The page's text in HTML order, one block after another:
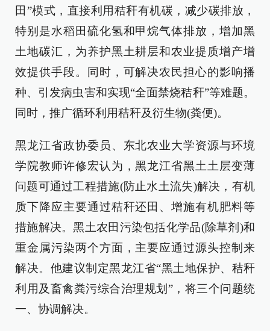
田”模式，直接利用秸秆有机碳，减少碳排放，
特别是水稻田硫化氢和甲烷气体排放，增加黑
土地碳汇，为养护黑土耕层和农业提质增产增
效提供手段。同时，可解决农民担心的影响播
种、引发病虫害和实现“全面禁烧秸秆”等难题。
同时，推广循环利用秸秆及衍生物(粪便)。
黑龙江省政协委员、东北农业大学资源与环境
学院教师许修宏认为，黑龙江省黑土土层变薄
问题可通过工程措施(防止水土流失)解决，有机
质下降应主要通过秸秆还田、增施有机肥料等
措施解决。黑土农田污染包括化学品(除草剂)和
重金属污染两个方面，主要应通过源头控制来
解决。他建议制定黑龙江省“黑土地保护、秸秆
利用及畜禽粪污综合治理规划”，将三个问题统
一、协调解决。